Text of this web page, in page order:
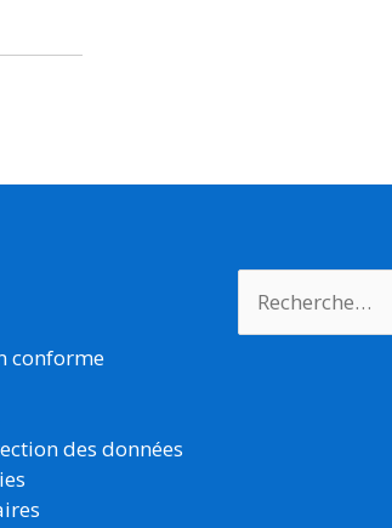
conforme
des données